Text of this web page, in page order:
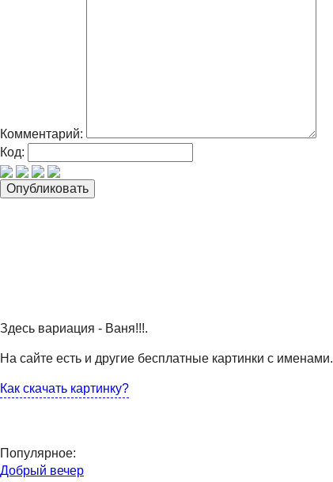
Комментарий:
Код:
Здесь вариация - Ваня!!!.
На сайте есть и другие бесплатные картинки с именами.
Как скачать картинку?
Популярное:
Добрый вечер